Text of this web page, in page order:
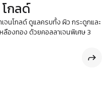
กลด์
นโกลด์ ดูแลครบทั้ง ผิว กระดูกและ
องทอง ด้วยคอลลาเจนพิเศษ 3